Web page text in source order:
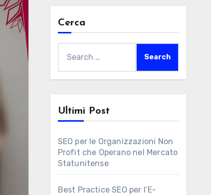
Cerca
for:
Ultimi Post
SEO per le Organizzazioni Non
Profit che Operano nel Mercato
Statunitense
Best Practice SEO per l’E-